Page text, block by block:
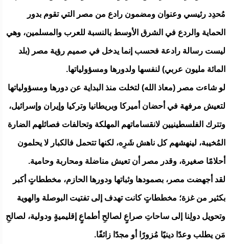
مُحدِد رئيسي وعنوان ومضمون رادع من مصر التي تقوم بدور
الحماية والردع في الشرق الأوسط بالنسبة للعرب والمسلمين، وهي
ليست رسالة رادعة فحسب إنما يدخل في صميم رؤية مصر (بلد
المائة مليون عربي) لنفسها ولدورها ومسؤولياتها.
لو شاءت مصر (معاذ الله) لتخلت منذ البداية عن دورها ومسؤولياتها
لتعيش مرفهة في أحضان أميركا وبريطانيا وتركيا وإيران وإسرائيل،
وتترك الفلسطينيين لانقساماتهم المهلكة وتحالفات فصائلهم الضارة
المُخيبة، لينهشهم كل ناهش شَرِه، لكنها تتحمل فالكبار لا يحلمون
أحلامًا صغيرة، وقدر مصر أن تعيش مناضلة ومحاربة وحامية.
لقد أجهضت مصر، بصمودها وثباتها ودورها الحازم، مخططاتٍ أكبر
بكثير من غزة؛ مخططاتٍ كانت تهدف إلى تفتيت البوصلة والهوية
وتحويل دولِنا إلى ساحاتِ صراعٍ لصالحِ أطماعٍ إقليميةٍ ودولية، لصالحِ
مَن يطلب وعدًا دينيًا مُزورًا أو مجدًا زائفًا.